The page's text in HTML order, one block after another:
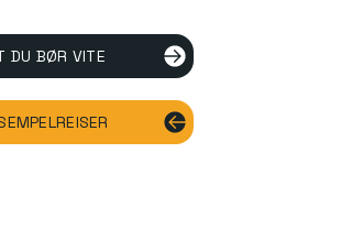
DU BØR VITE